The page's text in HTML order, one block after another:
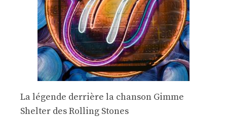
La légende derrière la chanson Gimme
Shelter des Rolling Stones